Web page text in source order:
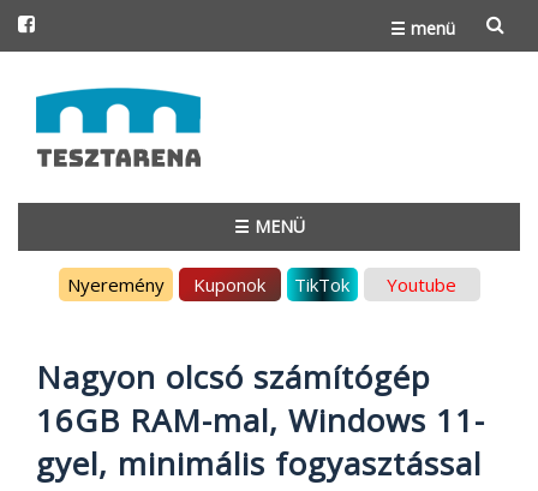
☰ menü
to
content
☰ MENÜ
Nyeremény Kuponok TikTok Youtube
Nagyon olcsó számítógép
16GB RAM-mal, Windows 11-
gyel, minimális fogyasztással